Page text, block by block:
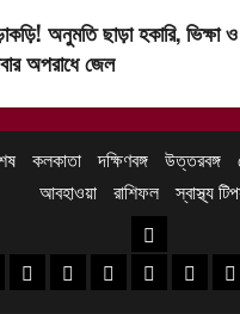
অনুমতি ছাড়া হকারি, ভিক্ষা
অপরাধে জেল
কলকাতা দক্ষিণবঙ্গ উত্তরবঙ্গ
আবহাওয়া
রাশিফল স্বাস্থ্য
বর্ধমান খবর
পূর্ব বর্ধমান খবর
বীরভূম খবরমুর্শিদাবাদ খবর
উত্তরবঙ্গ
কোচবিহার